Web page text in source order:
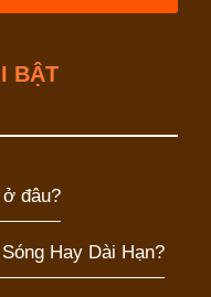
BẬT
đâu?
Hay Dài Hạn?